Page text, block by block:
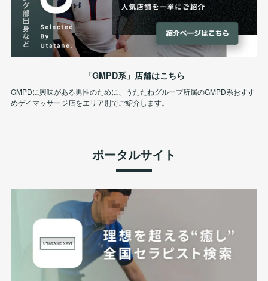
「GMPD系」店舗はこちら
GMPDに興味がある男性のために、うたたねグループ所属のGMPD系おすす
めゲイマッサージ店をエリア別でご紹介します。
ポータルサイト